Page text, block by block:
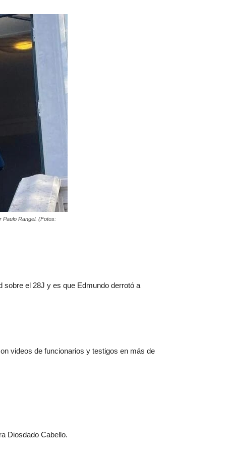
Paulo Rangel. (Fotos:
el 28J y es que Edmundo derrotó a
videos de funcionarios y testigos en más de
Diosdado Cabello.